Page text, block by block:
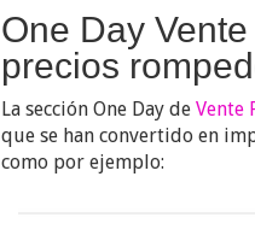
One Day
precios
La sección One Day de Vente
que se han convertido en
como por ejemplo: